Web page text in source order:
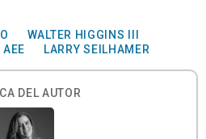
WALTER HIGGINS III
AEE LARRY SEILHAMER
DEL AUTOR